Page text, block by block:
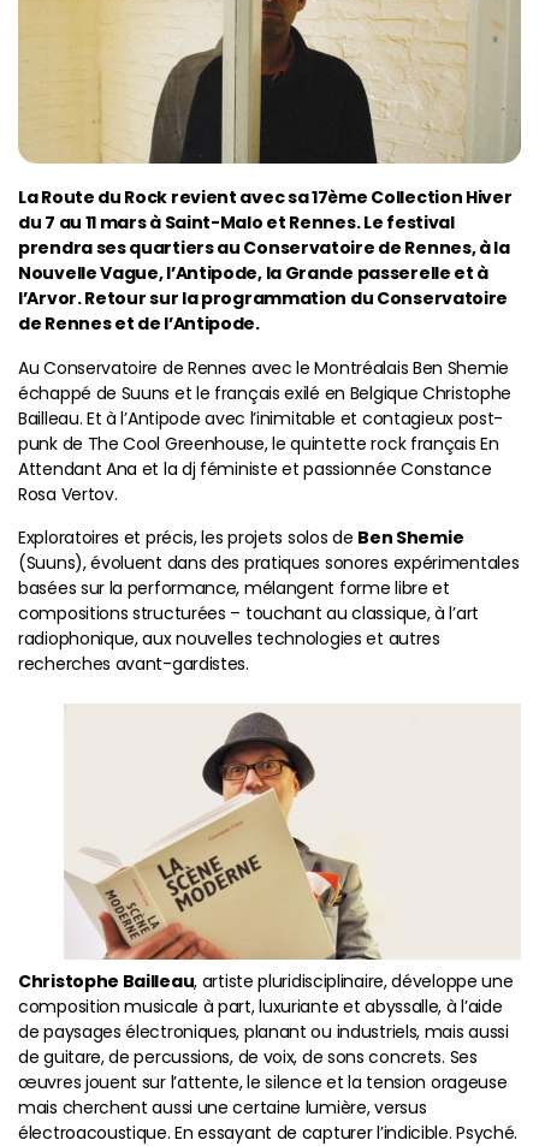
La Route du Rock revient avec sa 17ème Collection Hiver
du 7 au 11 mars à Saint-Malo et Rennes. Le festival
prendra ses quartiers au Conservatoire de Rennes, à la
Nouvelle Vague, l’Antipode, la Grande passerelle et à
l’Arvor. Retour sur la programmation du Conservatoire
de Rennes et de l’Antipode.
Au Conservatoire de Rennes avec le Montréalais Ben Shemie
échappé de Suuns et le français exilé en Belgique Christophe
Bailleau. Et à l’Antipode avec l’inimitable et contagieux post-
punk de The Cool Greenhouse, le quintette rock français En
Attendant Ana et la dj féministe et passionnée Constance
Rosa Vertov.
Exploratoires et précis, les projets solos de Ben Shemie
(Suuns), évoluent dans des pratiques sonores expérimentales
basées sur la performance, mélangent forme libre et
compositions structurées – touchant au classique, à l’art
radiophonique, aux nouvelles technologies et autres
recherches avant-gardistes.
Christophe Bailleau, artiste pluridisciplinaire, développe une
composition musicale à part, luxuriante et abyssalle, à l’aide
de paysages électroniques, planant ou industriels, mais aussi
de guitare, de percussions, de voix, de sons concrets. Ses
œuvres jouent sur l’attente, le silence et la tension orageuse
mais cherchent aussi une certaine lumière, versus
électroacoustique. En essayant de capturer l’indicible. Psyché.